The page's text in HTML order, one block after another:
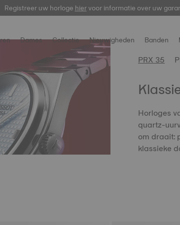
Registreer uw horlogehiervoor informatie over uw
Dames Collectie Nieuwigheden Banden
PRX 35
Horloges
quartz-
om draait:
klassieke